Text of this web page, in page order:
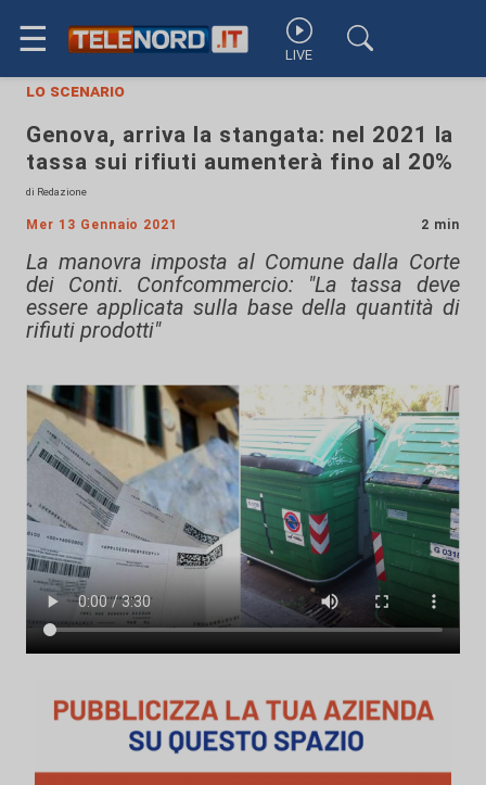
☰ LIVE
lo scenario
Genova, arriva la stangata: nel 2021 la
tassa sui rifiuti aumenterà fino al 20%
di Redazione
Mer 13 Gennaio 2021 2 min
La manovra imposta al Comune dalla Corte
dei Conti. Confcommercio: "La tassa deve
essere applicata sulla base della quantità di
rifiuti prodotti"